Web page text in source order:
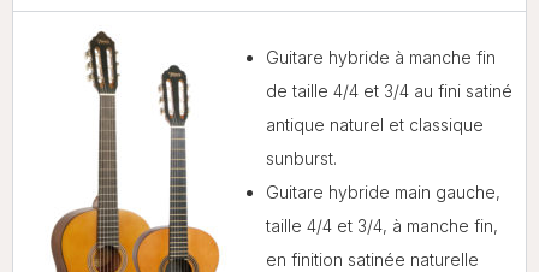
Guitare hybride à manche fin
de taille 4/4 et 3/4 au fini satiné
antique naturel et classique
sunburst.
Guitare hybride main gauche,
taille 4/4 et 3/4, à manche fin,
en finition satinée naturelle